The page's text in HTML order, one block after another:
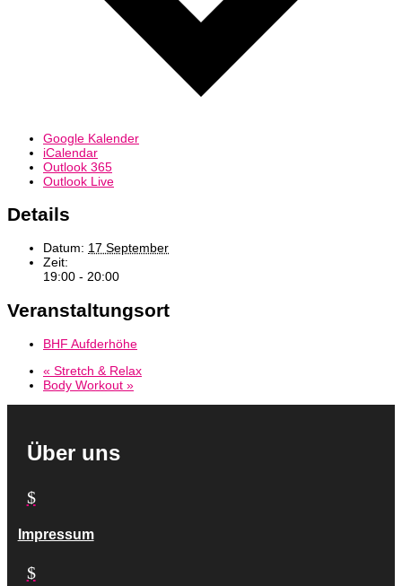
Google Kalender
iCalendar
Outlook 365
Outlook Live
Details
Datum: 17 September
Zeit:
19:00 - 20:00
Veranstaltungsort
BHF Aufderhöhe
« Stretch & Relax
Body Workout »
Über uns
$
Impressum
$